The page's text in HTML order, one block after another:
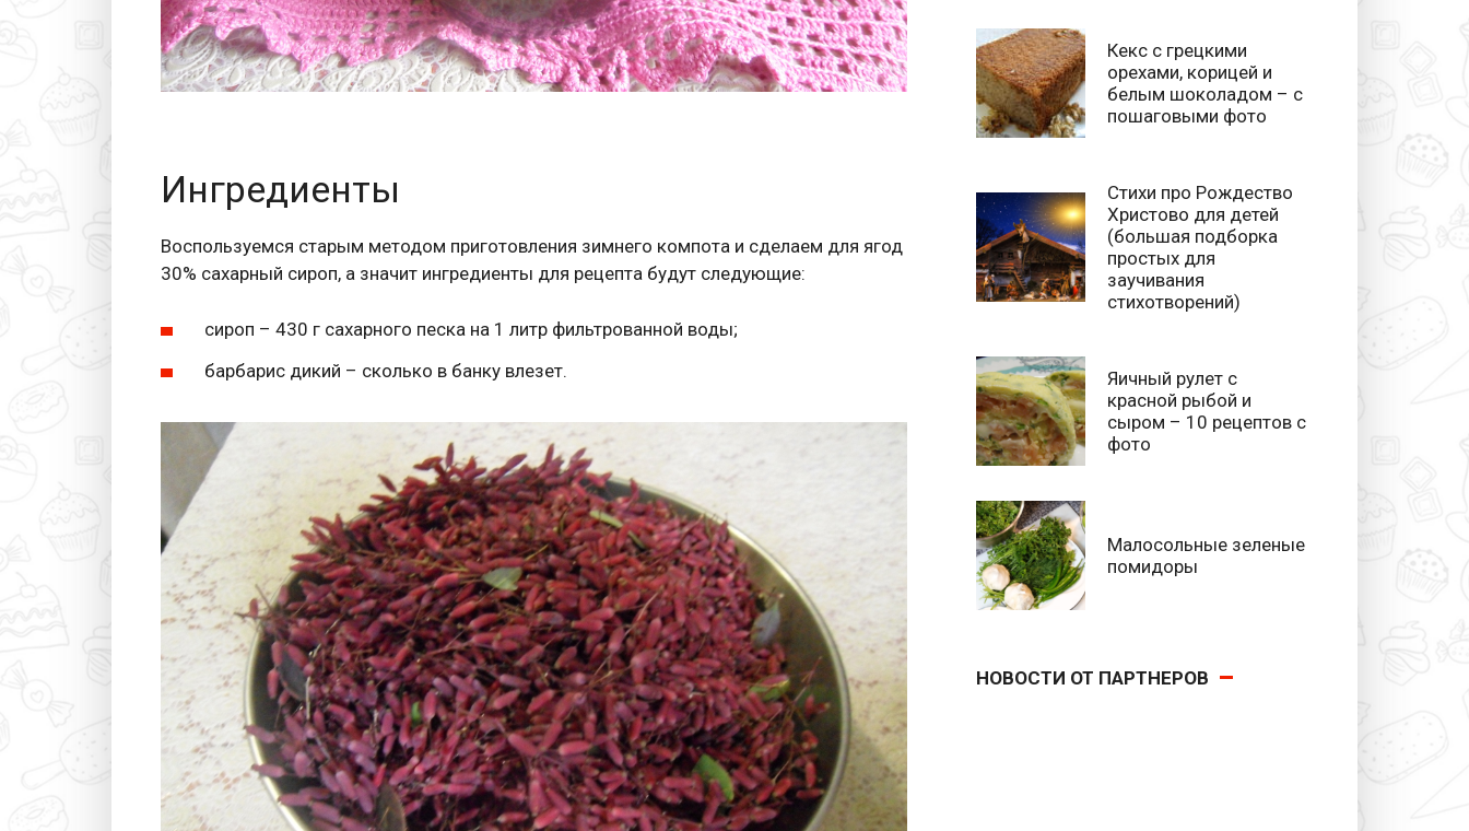
Ингредиенты
Воспользуемся старым методом приготовления зимнего компота и сделаем для ягод
30% сахарный сироп, а значит ингредиенты для рецепта будут следующие:
сироп – 430 г сахарного песка на 1 литр фильтрованной воды;
барбарис дикий – сколько в банку влезет.
Кекс с грецкими
орехами, корицей и
белым шоколадом – с
пошаговыми фото
Стихи про Рождество
Христово для детей
(большая подборка
простых для
заучивания
стихотворений)
Яичный рулет с
красной рыбой и
сыром – 10 рецептов с
фото
Малосольные зеленые
помидоры
НОВОСТИ ОТ ПАРТНЕРОВ